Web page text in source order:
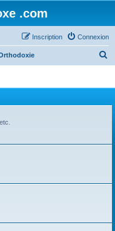
.com
Connexion
Inscription
r